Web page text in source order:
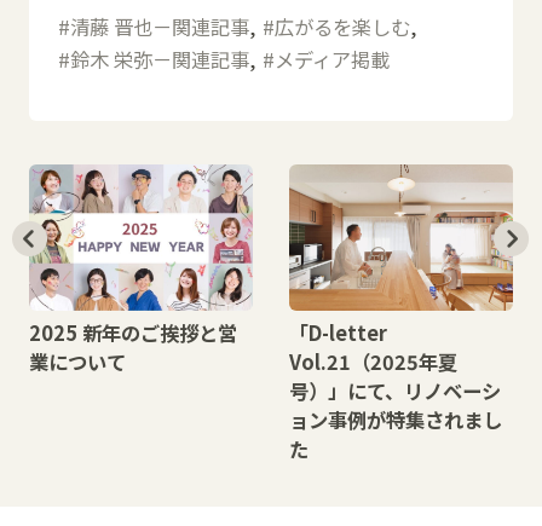
清藤 晋也－関連記事
広がるを楽しむ
鈴木 栄弥－関連記事
メディア掲載
2025 新年のご挨拶と営
業について
「D-letter
Vol.21（2025年夏
号）」にて、リノベーシ
ョン事例が特集されまし
た